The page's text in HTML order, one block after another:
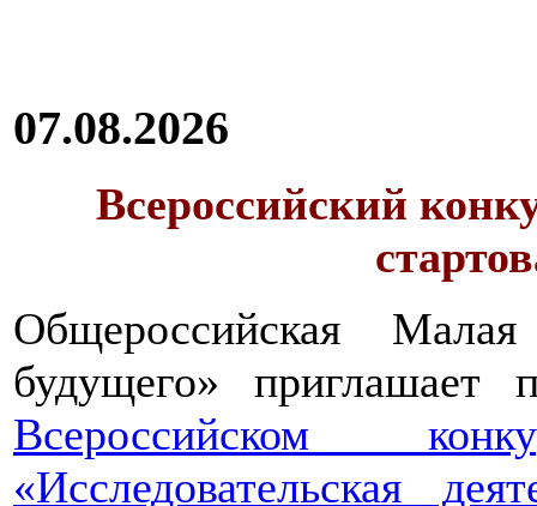
07.08.2026
Всероссийский
Общероссийская
будущего» приглашает
Всероссийском
«Исследовательская